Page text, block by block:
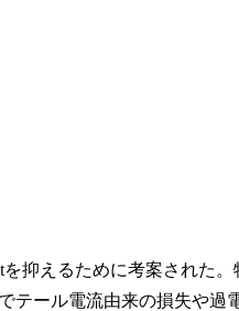
抑えるために考案された。
テール電流由来の損失や過